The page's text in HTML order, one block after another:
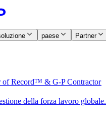
paese​​ Partner​​
of Record™ & G-P Contractor​​
della forza lavoro globale.​​